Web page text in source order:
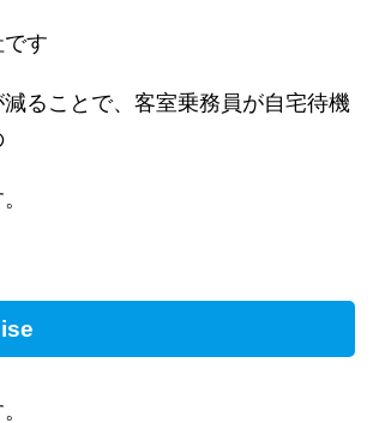
す
ることで、客室乗務員が自宅待機